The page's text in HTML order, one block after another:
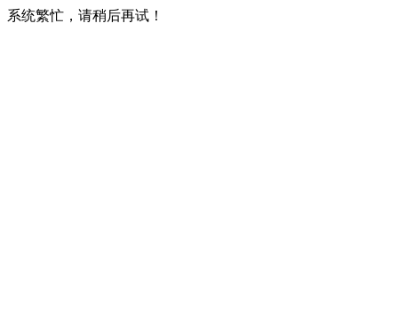
系统繁忙，请稍后再试！